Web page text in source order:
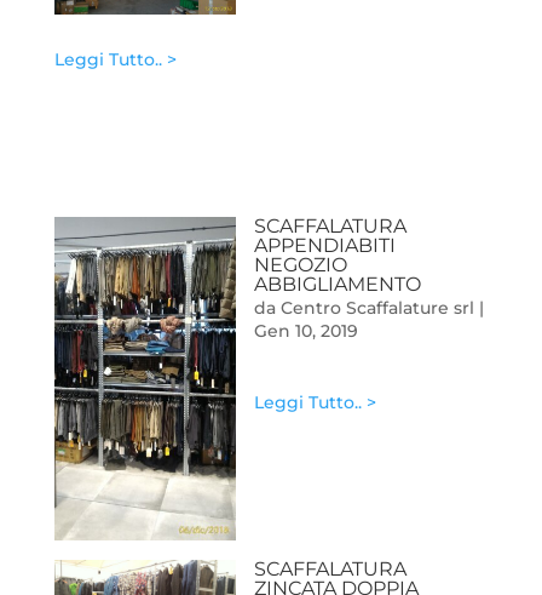
Leggi Tutto.. >
SCAFFALATURA
APPENDIABITI
NEGOZIO
ABBIGLIAMENTO
da Centro Scaffalature srl |
Gen 10, 2019
Leggi Tutto.. >
SCAFFALATURA
ZINCATA DOPPIA